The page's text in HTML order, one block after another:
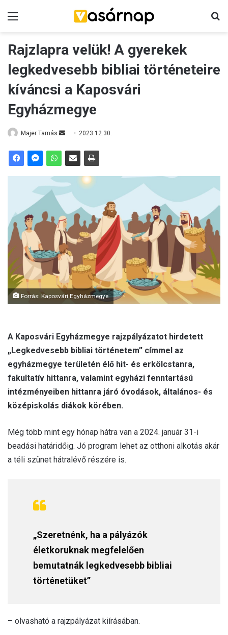
Rajzlapra velük! A gyerekek
legkedvesebb bibliai történeteire
kíváncsi a Kaposvári
Egyházmegye
Majer Tamás
a
n
m
a
i
l
2023.12.30.
Forrás: Kaposvári Egyházmegye
A Kaposvári Egyházmegye rajzpályázatot hirdetett
„Legkedvesebb bibliai történetem” címmel az
egyházmegye területén élő hit- és erkölcstanra,
fakultatív hittanra, valamint egyházi fenntartású
intézményeiben hittanra járó óvodások, általános- és
középiskolás diákok körében.
Még több mint egy hónap hátra van a 2024. január 31-i
beadási határidőig. Jó program lehet az otthoni alkotás akár
a téli szünet hátralévő részére is.
„Szeretnénk, ha a pályázók
életkoruknak megfelelően
bemutatnák legkedvesebb bibliai
történetüket”
– olvasható a rajzpályázat kiírásában.